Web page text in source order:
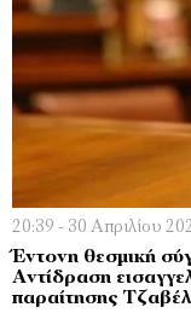
20:39 - 30 Απριλίου
Έντονη θεσμική
Αντίδραση
παραίτησης